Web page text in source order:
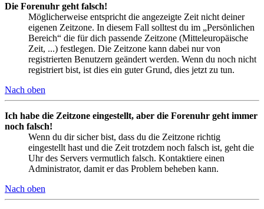
Die Forenuhr geht falsch!
Möglicherweise entspricht die angezeigte Zeit nicht deiner
eigenen Zeitzone. In diesem Fall solltest du im „Persönlichen
Bereich“ die für dich passende Zeitzone (Mitteleuropäische
Zeit, ...) festlegen. Die Zeitzone kann dabei nur von
registrierten Benutzern geändert werden. Wenn du noch nicht
registriert bist, ist dies ein guter Grund, dies jetzt zu tun.
Nach oben
Ich habe die Zeitzone eingestellt, aber die Forenuhr geht immer
noch falsch!
Wenn du dir sicher bist, dass du die Zeitzone richtig
eingestellt hast und die Zeit trotzdem noch falsch ist, geht die
Uhr des Servers vermutlich falsch. Kontaktiere einen
Administrator, damit er das Problem beheben kann.
Nach oben